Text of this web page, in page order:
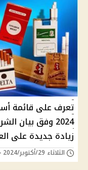
2024 وفق بيان
زيادة جديدة على
الثلاثاء 29/أكتوبر/2024 - 09:32 م